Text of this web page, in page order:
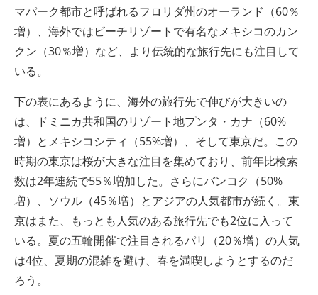
マパーク都市と呼ばれるフロリダ州のオーランド（60％
増）、海外ではビーチリゾートで有名なメキシコのカン
クン（30％増）など、より伝統的な旅行先にも注目して
いる。
下の表にあるように、海外の旅行先で伸びが大きいの
は、ドミニカ共和国のリゾート地プンタ・カナ（60%
増）とメキシコシティ（55%増）、そして東京だ。この
時期の東京は桜が大きな注目を集めており、前年比検索
数は2年連続で55％増加した。さらにバンコク（50%
増）、ソウル（45％増）とアジアの人気都市が続く。東
京はまた、もっとも人気のある旅行先でも2位に入って
いる。夏の五輪開催で注目されるパリ（20％増）の人気
は4位、夏期の混雑を避け、春を満喫しようとするのだ
ろう。